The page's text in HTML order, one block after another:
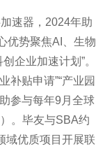
速器，2024年助
优势聚焦AI、生物
企业加速计划”。
补贴申请”“产业园
参与每年9月全球
。毕友与SBA约
域优质项目开展联